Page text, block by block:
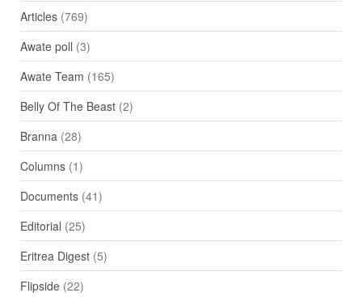
Articles(769)
Awate poll (3)
Awate Team (165)
Belly Of The Beast(2)
Branna(28)
Columns(1)
Documents(41)
Editorial (25)
Eritrea Digest(5)
Flipside(22)